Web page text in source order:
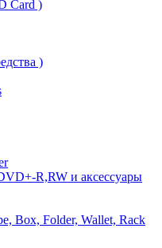
Card )
)
R,RW и аксессуары
Box, Folder, Wallet, Rack